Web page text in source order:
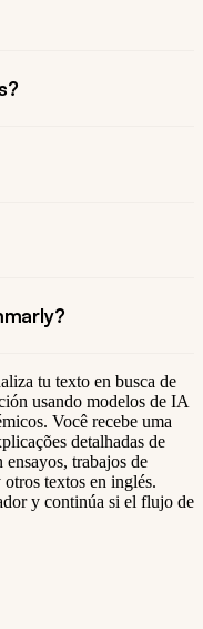
tu texto en busca de
usando modelos de IA
Você recebe uma
detalhadas de
trabajos de
textos en inglés.
y continúa si el flujo de